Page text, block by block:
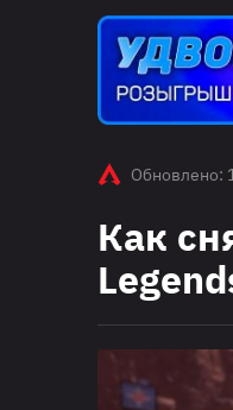
Обновлено:
Как